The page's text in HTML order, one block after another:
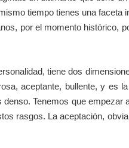
tiempo tienes una
por el momento histórico,
tiene dos
aceptante, bullente, y es
Tenemos que
rasgos. La aceptación,